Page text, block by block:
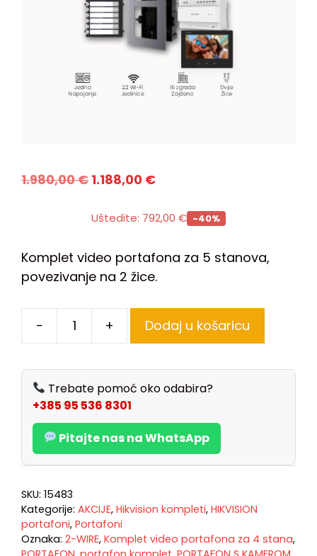
1.980,00€ 1.188,00 €
Uštedite: 792,00 € -40%
Komplet video portafona za 5 stanova,
povezivanje na 2 žice.
- + Dodaj u košaricu
Trebate pomoć oko odabira?
+385 95 536 8301
Pitajte nas na WhatsApp
SKU: 15483
Kategorije: AKCIJE, Hikvision kompleti, HIKVISION
portafoni, Portafoni
Oznaka: 2-WIRE, Komplet video portafona za 4 stana,